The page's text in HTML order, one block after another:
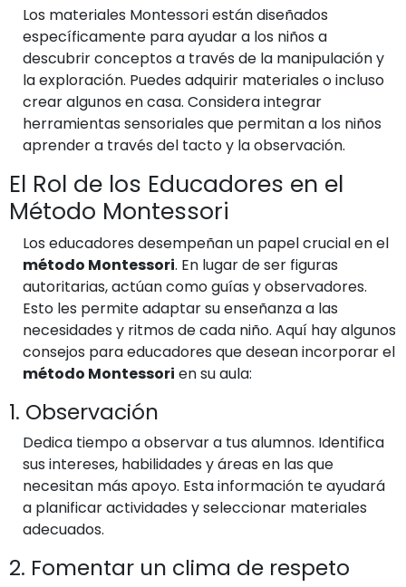
Los materiales Montessori están diseñados
específicamente para ayudar a los niños a
descubrir conceptos a través de la manipulación y
la exploración. Puedes adquirir materiales o incluso
crear algunos en casa. Considera integrar
herramientas sensoriales que permitan a los niños
aprender a través del tacto y la observación.
El Rol de los Educadores en el
Método Montessori
Los educadores desempeñan un papel crucial en el
método Montessori. En lugar de ser figuras
autoritarias, actúan como guías y observadores.
Esto les permite adaptar su enseñanza a las
necesidades y ritmos de cada niño. Aquí hay algunos
consejos para educadores que desean incorporar el
método Montessori en su aula:
1. Observación
Dedica tiempo a observar a tus alumnos. Identifica
sus intereses, habilidades y áreas en las que
necesitan más apoyo. Esta información te ayudará
a planificar actividades y seleccionar materiales
adecuados.
2. Fomentar un clima de respeto